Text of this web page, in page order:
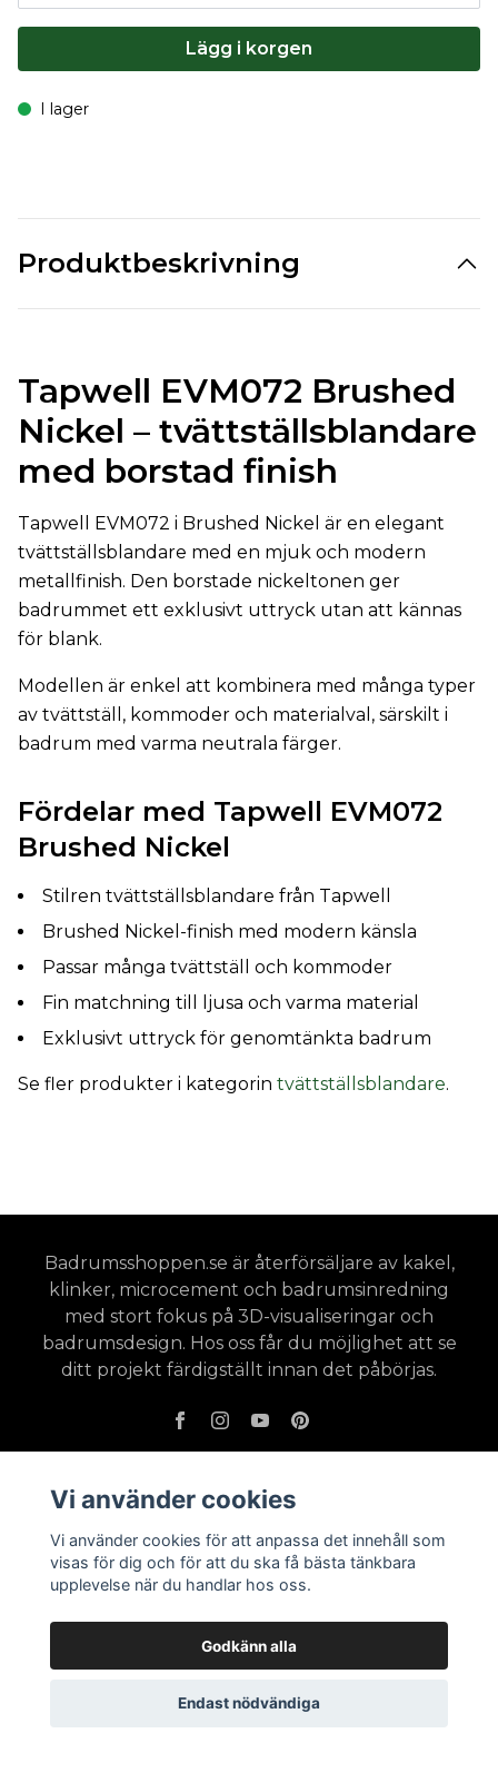
Lägg i korgen
I lager
Produktbeskrivning
Tapwell EVM072 Brushed
Nickel – tvättställsblandare
med borstad finish
Tapwell EVM072 i Brushed Nickel är en elegant
tvättställsblandare med en mjuk och modern
metallfinish. Den borstade nickeltonen ger
badrummet ett exklusivt uttryck utan att kännas
för blank.
Modellen är enkel att kombinera med många typer
av tvättställ, kommoder och materialval, särskilt i
badrum med varma neutrala färger.
Fördelar med Tapwell EVM072
Brushed Nickel
Stilren tvättställsblandare från Tapwell
Brushed Nickel-finish med modern känsla
Passar många tvättställ och kommoder
Fin matchning till ljusa och varma material
Exklusivt uttryck för genomtänkta badrum
Se fler produkter i kategorin tvättställsblandare.
Badrumsshoppen.se är återförsäljare av kakel,
klinker, microcement och badrumsinredning
med stort fokus på 3D-visualiseringar och
badrumsdesign. Hos oss får du möjlighet att se
ditt projekt färdigställt innan det påbörjas.
Läs mer
Köpevillkor - Leveranser - Returer
Badrumsinspiration
Vi använder cookies
Vi använder cookies för att anpassa det innehåll som
visas för dig och för att du ska få bästa tänkbara
upplevelse när du handlar hos oss.
Godkänn alla
Endast nödvändiga